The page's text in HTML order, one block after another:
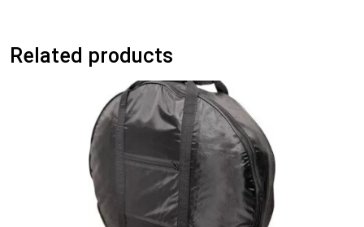
Related products